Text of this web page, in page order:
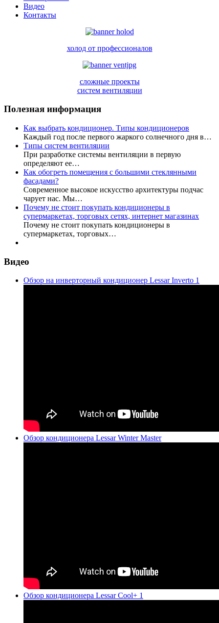
Видео
Контакты
холод от профессионалов
сложные проекты
систем вентиляции
Полезная информация
Как выбрать кондиционер. Типы кондиционеров
Каждый год после первого жаркого солнечного дня в…
Типы систем вентиляции
При разработке системы вентиляции в первую
определяют ее…
Как обогреть помещения с большими стеклянными
фасадами?
Современное высокое искусство архитектуры подчас
чарует нас. Мы…
Почему не стоит покупать кондиционеры в
супермаркетах, торговых сетях, интернет магазинах
Почему не стоит покупать кондиционеры в
супермаркетах, торговых…
Видео
Обзор на инверторный кондиционер Lessar Inverto 1
Обзор кондиционера Lessar Winter Master
Обзор кондиционера Lessar Cool+ 1